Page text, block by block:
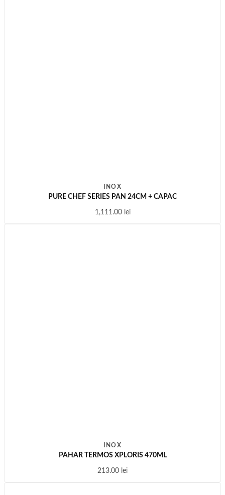
INOX
PURE CHEF SERIES PAN 24CM + CAPAC
1,111.00 lei
INOX
PAHAR TERMOS XPLORIS 470ML
213.00 lei